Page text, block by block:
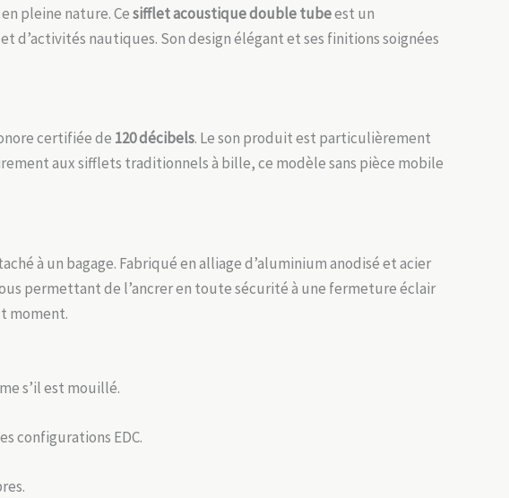
pleine nature. Cesifflet acoustique double tubeest un
nautiques. Son design élégant et ses finitions soignées
certifiée de 120 décibels. Le son produit est particulièrement
aux sifflets traditionnels à bille, ce modèle sans pièce mobile
à un bagage. Fabriqué en alliage d’aluminium anodisé et acier
permettant de l’ancrer en toute sécurité à une fermeture éclair
moment.
s’il est mouillé.
configurations EDC.